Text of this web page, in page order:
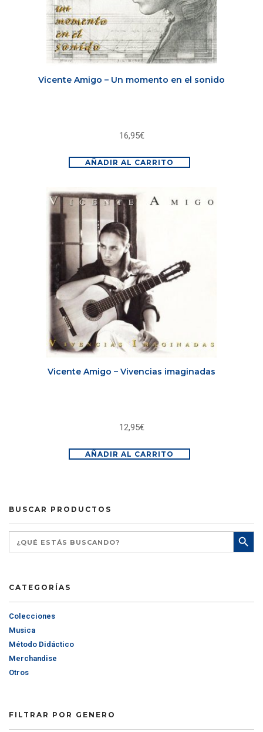
Vicente Amigo – Un momento en el sonido
16,95€
AÑADIR AL CARRITO
Vicente Amigo – Vivencias imaginadas
12,95€
AÑADIR AL CARRITO
BUSCAR PRODUCTOS
CATEGORÍAS
Colecciones
Musica
Método Didáctico
Merchandise
Otros
FILTRAR POR GENERO